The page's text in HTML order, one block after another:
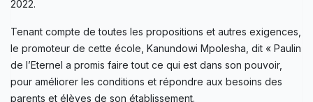
2022.
Tenant compte de toutes les propositions et autres exigences,
le promoteur de cette école, Kanundowi Mpolesha, dit « Paulin
de l’Eternel a promis faire tout ce qui est dans son pouvoir,
pour améliorer les conditions et répondre aux besoins des
parents et élèves de son établissement.